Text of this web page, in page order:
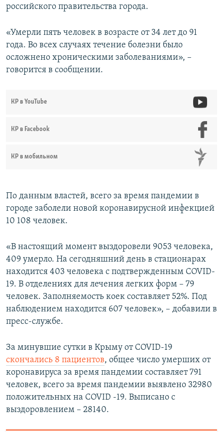
российского правительства города.
«Умерли пять человек в возрасте от 34 лет до 91
года. Во всех случаях течение болезни было
осложнено хроническими заболеваниями», –
говорится в сообщении.
КР в YouTube
КР в Facebook
КР в мобильном
По данным властей, всего за время пандемии в
городе заболели новой коронавирусной инфекцией
10 108 человек.
«В настоящий момент выздоровели 9053 человека,
409 умерло. На сегодняшний день в стационарах
находится 403 человека с подтвержденным COVID-
19. В отделениях для лечения легких форм – 79
человек. Заполняемость коек составляет 52%. Под
наблюдением находится 607 человек», – добавили в
пресс-службе.
За минувшие сутки в Крыму от COVID-19
скончались 8 пациентов, общее число умерших от
коронавируса за время пандемии составляет 791
человек, всего за время пандемии выявлено 32980
положительных на COVID -19. Выписано с
выздоровлением – 28140.